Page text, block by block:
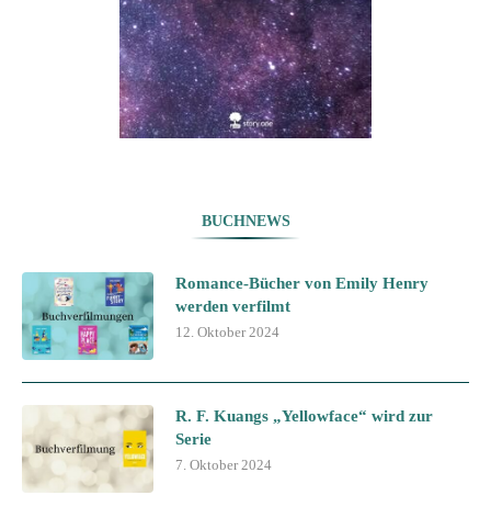
BUCHNEWS
Romance-Bücher von Emily Henry
werden verfilmt
12. Oktober 2024
R. F. Kuangs „Yellowface“ wird zur
Serie
7. Oktober 2024